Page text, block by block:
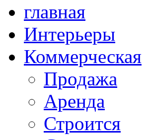
главная
Интерьеры
Коммерческая
Продажа
Аренда
Строится